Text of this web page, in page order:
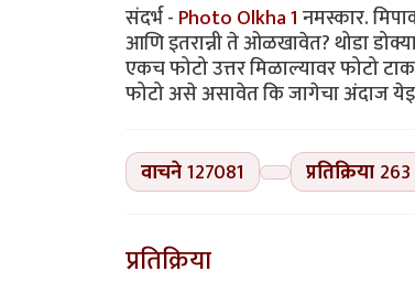
संदर्भ -Photo Olkha 1नमस्कार.
आणि इतरान्नी ते ओळखावेत? थोडा
एकच फोटो उत्तर मिळाल्यावर फोटो
फोटो असे असावेत कि जागेचा अंदाज
वाचने127081 प्रतिक्रिया 263
प्रतिक्रिया